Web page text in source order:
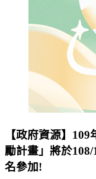
【政府資源】
勵計畫」將於
名參加!